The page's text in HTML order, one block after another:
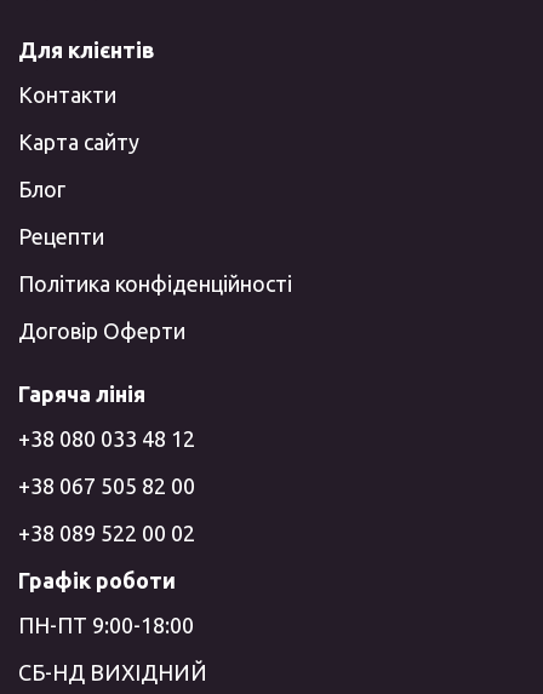
Для клієнтів
Контакти
Карта сайту
Блог
Рецепти
Політика конфіденційності
Договір Оферти
Гаряча лінія
+38 080 033 48 12
+38 067 505 82 00
+38 089 522 00 02
Графік роботи
ПН-ПТ 9:00-18:00
СБ-НД ВИХІДНИЙ